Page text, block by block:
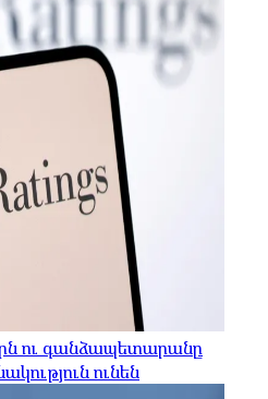
ու գանձապետարանը
ունեն